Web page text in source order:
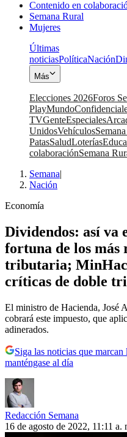
Contenido en
Semana Rural
Mujeres
Últimas
noticiasPolíticaNación
Más
Elecciones 2026Foros
PlayMundo
TVGenteEspeciales
UnidosVehículos
PatasSaludLoterías
colaboraciónSemana
Semana|
Nación
Economía
Dividendos: así va
fortuna de los más
tributaria;
críticas de doble
El ministro de Hacienda, José
cobrará este impuesto, que
adinerados.
Siga las noticias que
manténgase al día
Redacción Semana
16 de agosto de 2022, 11:11 a.